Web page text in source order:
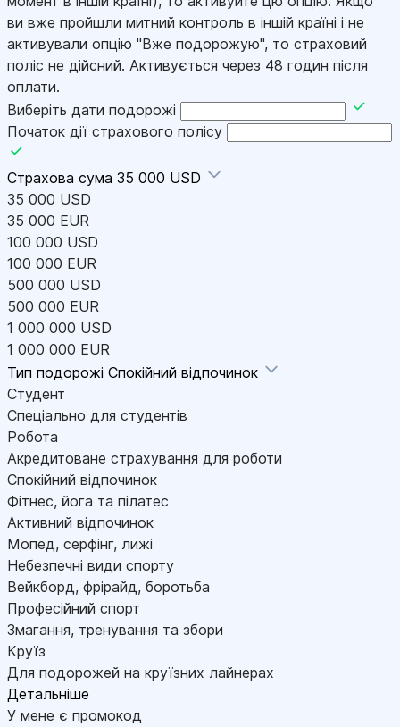
ви вже пройшли митний контроль в іншій країні і не
активували опцію "Вже подорожую", то страховий
поліс не дійсний. Активується через 48 годин після
оплати.
Виберіть дати подорожі
Початок дії страхового полісу
Страхова сума 35 000 USD
35 000 USD
35 000 EUR
100 000 USD
100 000 EUR
500 000 USD
500 000 EUR
1 000 000 USD
1 000 000 EUR
Тип подорожі Спокійний відпочинок
Студент
Спеціально для студентів
Робота
Акредитоване страхування для роботи
Спокійний відпочинок
Фітнес, йога та пілатес
Активний відпочинок
Мопед, серфінг, лижі
Небезпечні види спорту
Вейкборд, фрірайд, боротьба
Професійний спорт
Змагання, тренування та збори
Круїз
Для подорожей на круїзних лайнерах
Детальніше
У мене є промокод